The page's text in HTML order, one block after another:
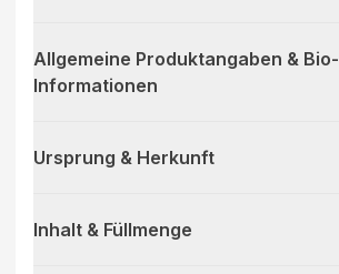
Allgemeine Produktangaben & Bio-
Informationen
Ursprung & Herkunft
Inhalt & Füllmenge